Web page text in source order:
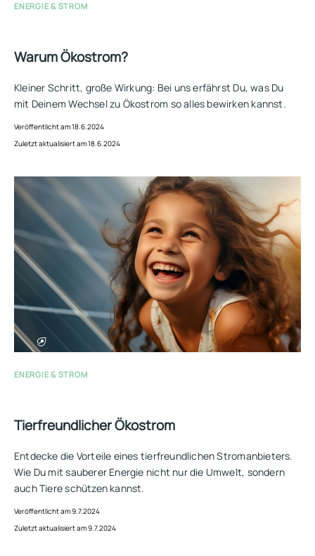
ENERGIE & STROM
Warum Ökostrom?
Kleiner Schritt, große Wirkung: Bei uns erfährst Du, was Du
mit Deinem Wechsel zu Ökostrom so alles bewirken kannst.
Veröffentlicht am 18.6.2024
Zuletzt aktualisiert am 18.6.2024
ENERGIE & STROM
Tierfreundlicher Ökostrom
Entdecke die Vorteile eines tierfreundlichen Stromanbieters.
Wie Du mit sauberer Energie nicht nur die Umwelt, sondern
auch Tiere schützen kannst.
Veröffentlicht am 9.7.2024
Zuletzt aktualisiert am 9.7.2024